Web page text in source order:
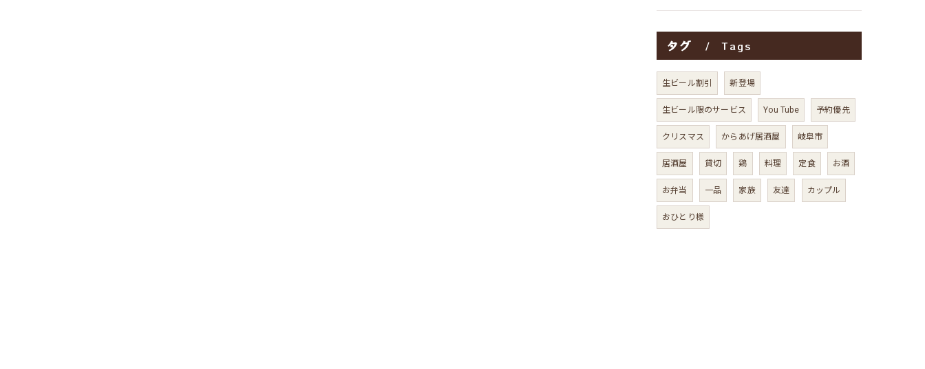
タグ Tags
生ビール割引 新登場
生ビール限のサービス You Tube 予約優先
クリスマス からあげ居酒屋 岐阜市
居酒屋 貸切 鶏 料理 定食 お酒
お弁当 一品 家族 友達 カップル
おひとり様